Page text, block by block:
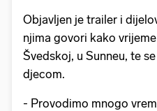
Objavljen je trailer i
njima govori kako
Švedskoj, u Sunneu, te
djecom.
- Provodimo mnogo